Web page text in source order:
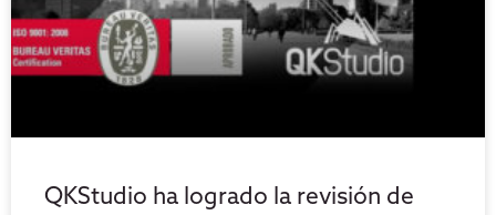
QKStudio ha logrado la revisión de